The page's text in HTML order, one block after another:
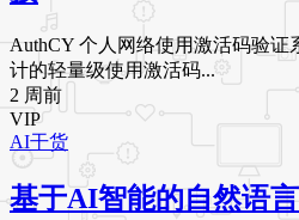
AuthCY 个人网络使用激活码验证
计的轻量级使用激活码...
2 周前
VIP
AI干货
基于AI智能的自然语